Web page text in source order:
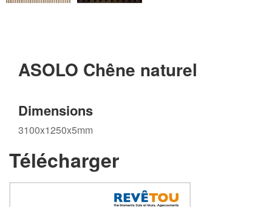
ASOLO Chêne naturel
Dimensions
3100x1250x5mm
Télécharger